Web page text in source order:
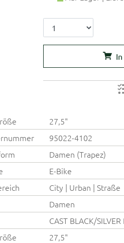
27,5"
95022-4102
Damen (Trapez)
E-Bike
City | Urban | Straße
Damen
CAST BLACK/SILVER
27,5"